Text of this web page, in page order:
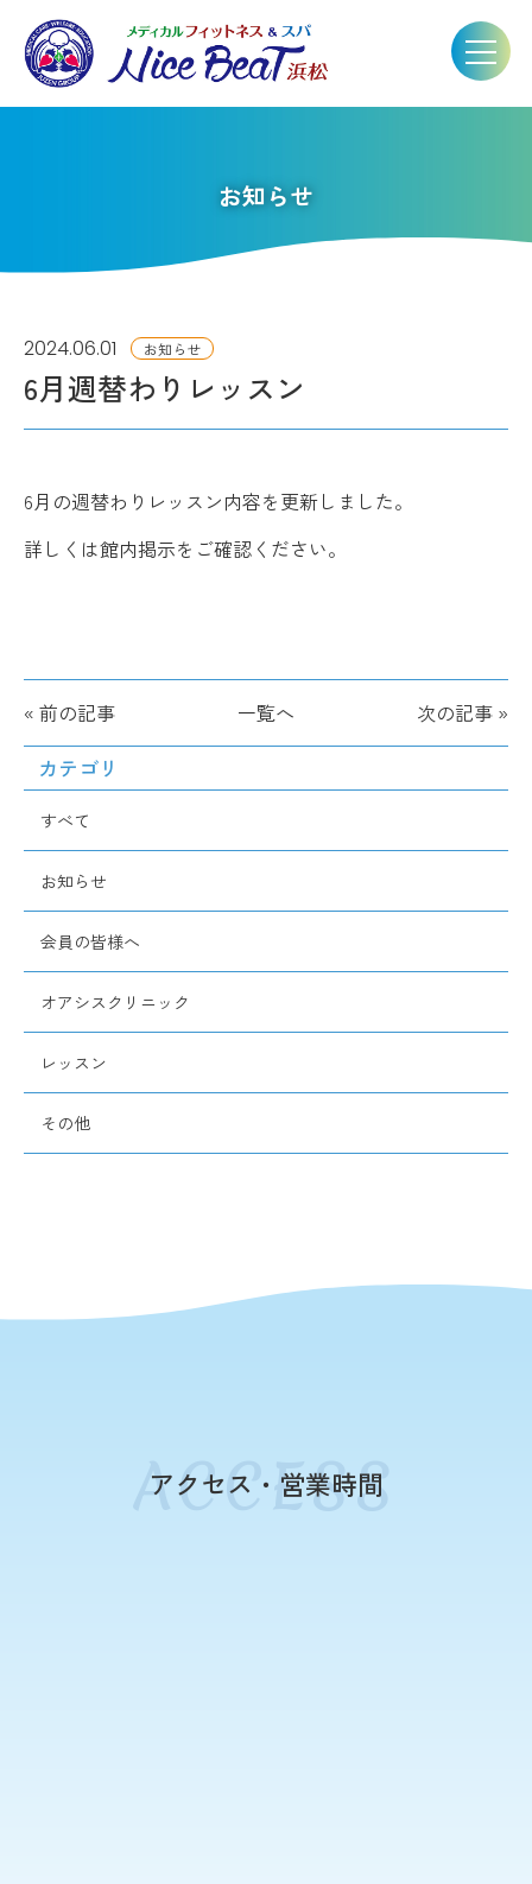
お知らせ
2024.06.01 お知らせ
6月週替わりレッスン
6月の週替わりレッスン内容を更新しました。
詳しくは館内掲示をご確認ください。
« 前の記事 一覧へ 次の記事 »
カテゴリ
すべて
お知らせ
会員の皆様へ
オアシスクリニック
レッスン
その他
アクセス・営業時間